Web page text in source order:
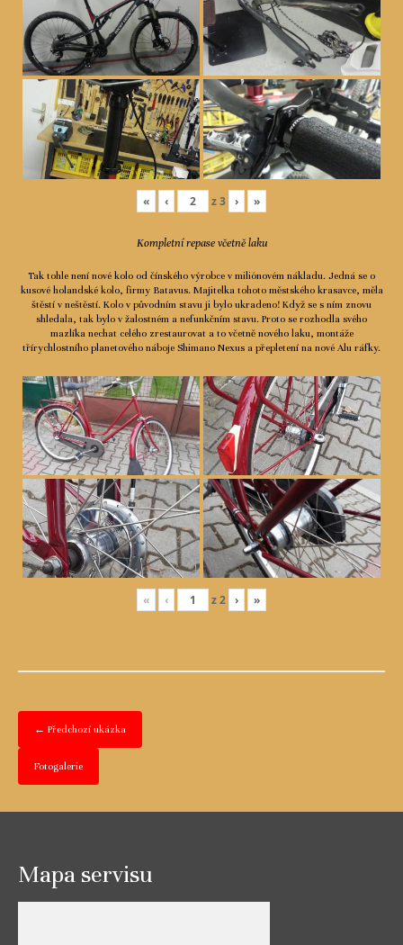
« ‹ z3 › »
Kompletní repase včetně laku
Tak tohle není nové kolo od čínského výrobce v miliónovém nákladu. Jedná se o
kusové holandské kolo, firmy Batavus. Majitelka tohoto městského krasavce, měla
štěstí v neštěstí. Kolo v původním stavu ji bylo ukradeno! Když se s ním znovu
shledala, tak bylo v žalostném a nefunkčním stavu. Proto se rozhodla svého
mazlíka nechat celého zrestaurovat a to včetně nového laku, montáže
třírychlostního planetového náboje Shimano Nexus a přepletení na nové Alu ráfky.
« ‹ z2 › »
← Předchozí ukázka
Fotogalerie
Mapa servisu